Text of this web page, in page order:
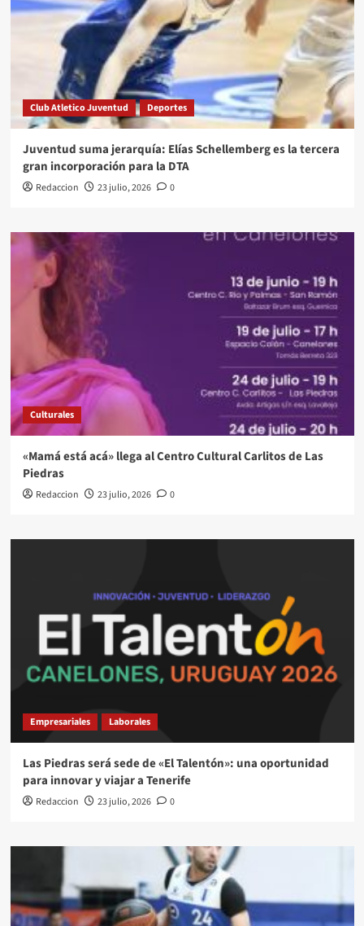
Club Atletico Juventud Deportes
Juventud suma jerarquía: Elías Schellemberg es la tercera
gran incorporación para la DTA
Redaccion 23 julio, 2026 0
Culturales
«Mamá está acá» llega al Centro Cultural Carlitos de Las
Piedras
Redaccion 23 julio, 2026 0
Empresariales Laborales
Las Piedras será sede de «El Talentón»: una oportunidad
para innovar y viajar a Tenerife
Redaccion 23 julio, 2026 0